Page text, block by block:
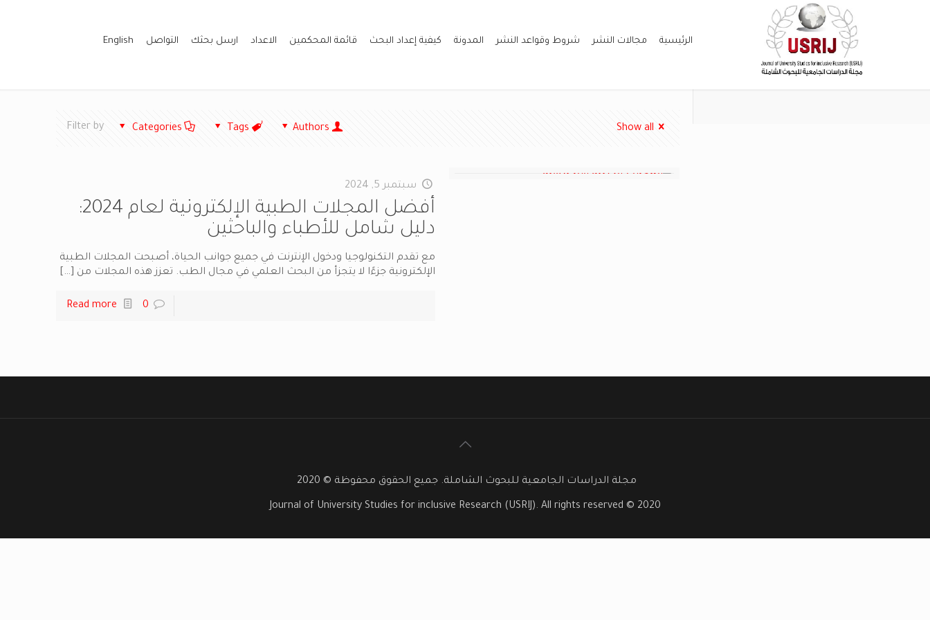
الرئيسية مجالات النشر شروط وقواعد النشر المدونة كيفية إعداد البحث قائمة المحكمين الاعداد ارسل بحثك التواصل English
Filter by Categories Tags Authors Show all
سبتمبر 5, 2024
أفضل المجلات الطبية الإلكترونية لعام 2024:
دليل شامل للأطباء والباحثين
مع تقدم التكنولوجيا ودخول الإنترنت في جميع جوانب الحياة، أصبحت المجلات الطبية
الإلكترونية جزءًا لا يتجزأ من البحث العلمي في مجال الطب. تعزز هذه المجلات من […]
0
Read more
مجلة الدراسات الجامعية للبحوث الشاملة. جميع الحقوق محفوظة © 2020
Journal of University Studies for inclusive Research (USRIJ). All rights reserved © 2020